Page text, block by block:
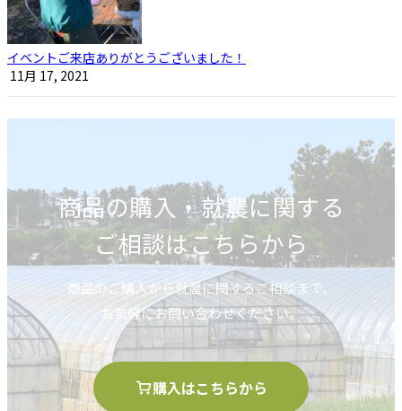
イベントご来店ありがとうございました！
11月 17, 2021
商品の購入・就農に関する
ご相談はこちらから
商品のご購入から就農に関するご相談まで、
お気軽にお問い合わせください。
購入はこちらから